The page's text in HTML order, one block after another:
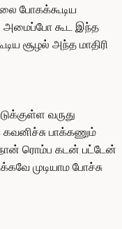
போகக்கூடிய
அமைப்போ கூட இந்த
சூழல் அந்த மாதிரி
வருது
பாக்கணும்
ரொம்ப கடன் பட்டேன்
முடியாம போச்சு